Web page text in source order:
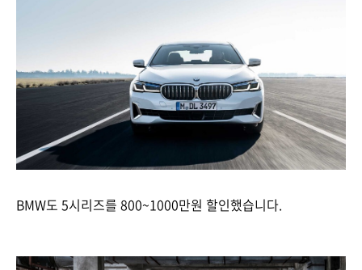
BMW도 5시리즈를 800~1000만원 할인했습니다.